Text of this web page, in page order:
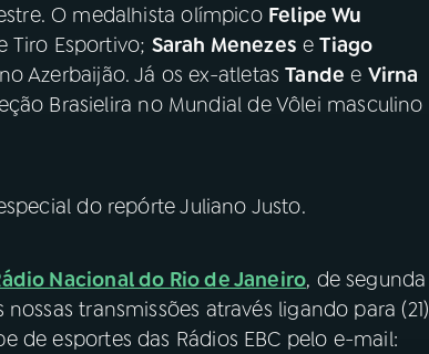
O medalhista olímpico Felipe Wu
Tiro Esportivo; Sarah Menezes eTiago
Azerbaijão. Já os ex-atletasTande e Virna
Brasielira no Mundial de Vôlei masculino
do repórte Juliano Justo.
Nacional do Rio de Janeiro, de segunda
transmissões através ligando para (21)
de esportes das Rádios EBC pelo e-mail: